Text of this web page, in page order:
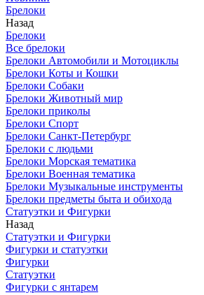
Брелоки
Назад
Брелоки
Все брелоки
Брелоки Автомобили и Мотоциклы
Брелоки Коты и Кошки
Брелоки Собаки
Брелоки Животный мир
Брелоки приколы
Брелоки Спорт
Брелоки Санкт-Петербург
Брелоки с людьми
Брелоки Морская тематика
Брелоки Военная тематика
Брелоки Музыкальные инструменты
Брелоки предметы быта и обихода
Статуэтки и Фигурки
Назад
Статуэтки и Фигурки
Фигурки и статуэтки
Фигурки
Статуэтки
Фигурки с янтарем